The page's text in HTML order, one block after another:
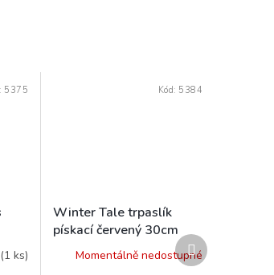
(1 ks)
5375
Winter Tale trpaslík
pískací červený 30cm
Momentálně nedostupné
Kód: 5384
Další
produkt